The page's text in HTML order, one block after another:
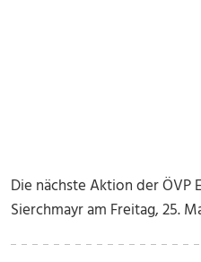
Die nächste Aktion der
Sierchmayr am Freitag, 25.